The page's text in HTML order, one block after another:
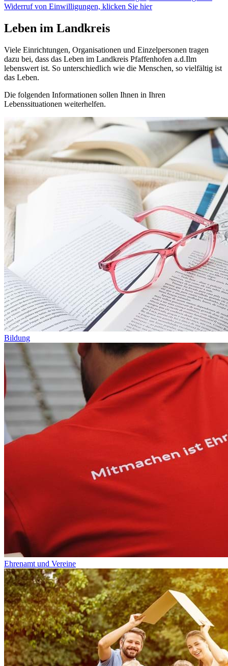
Widerruf von Einwilligungen, klicken Sie hier
Leben im Landkreis
Viele Einrichtungen, Organisationen und Einzelpersonen tragen
dazu bei, dass das Leben im Landkreis Pfaffenhofen a.d.Ilm
lebenswert ist. So unterschiedlich wie die Menschen, so vielfältig ist
das Leben.
Die folgenden Informationen sollen Ihnen in Ihren
Lebenssituationen weiterhelfen.
Bildung
Ehrenamt und Vereine